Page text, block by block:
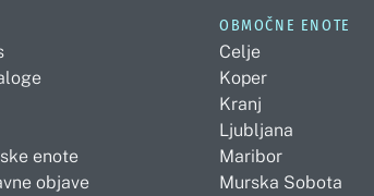
enote
objave
OBMOČNE ENOTE
Celje
Koper
Kranj
Ljubljana
Maribor
Murska Sobota